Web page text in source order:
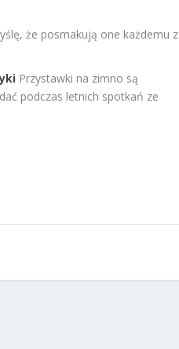
że posmakują one każdemu z
Przystawki na zimno są
podczas letnich spotkań ze